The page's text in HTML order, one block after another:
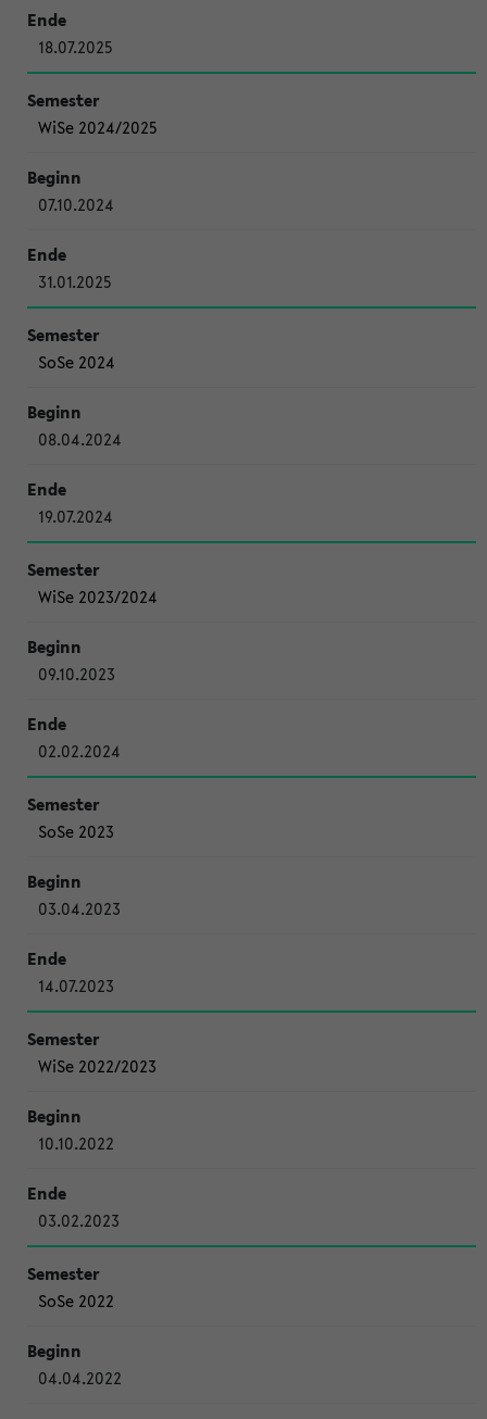
18.07.2025
WiSe 2024/2025
07.10.2024
31.01.2025
SoSe 2024
08.04.2024
19.07.2024
WiSe 2023/2024
09.10.2023
02.02.2024
SoSe 2023
03.04.2023
14.07.2023
WiSe 2022/2023
10.10.2022
03.02.2023
SoSe 2022
04.04.2022